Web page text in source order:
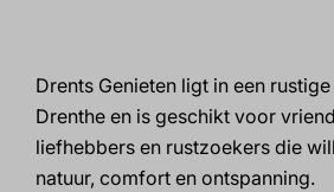
Drents Genieten ligt in een
Drenthe en is geschikt voor
liefhebbers en rustzoekers die
natuur, comfort en ontspanning.